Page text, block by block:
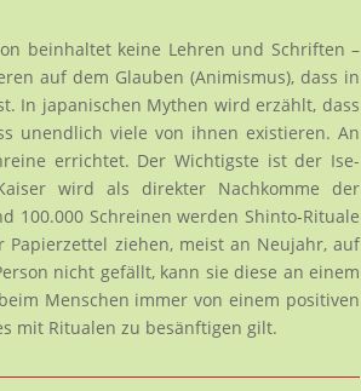
beinhaltet keine Lehren und Schriften –
auf dem Glauben (Animismus), dass in
In japanischen Mythen wird erzählt, dass
unendlich viele von ihnen existieren. An
errichtet. Der Wichtigste ist der Ise-
wird als direkter Nachkomme der
100.000 Schreinen werden Shinto-Rituale
ziehen, meist an Neujahr, auf
nicht gefällt, kann sie diese an einem
Menschen immer von einem positiven
mit Ritualen zu besänftigen gilt.